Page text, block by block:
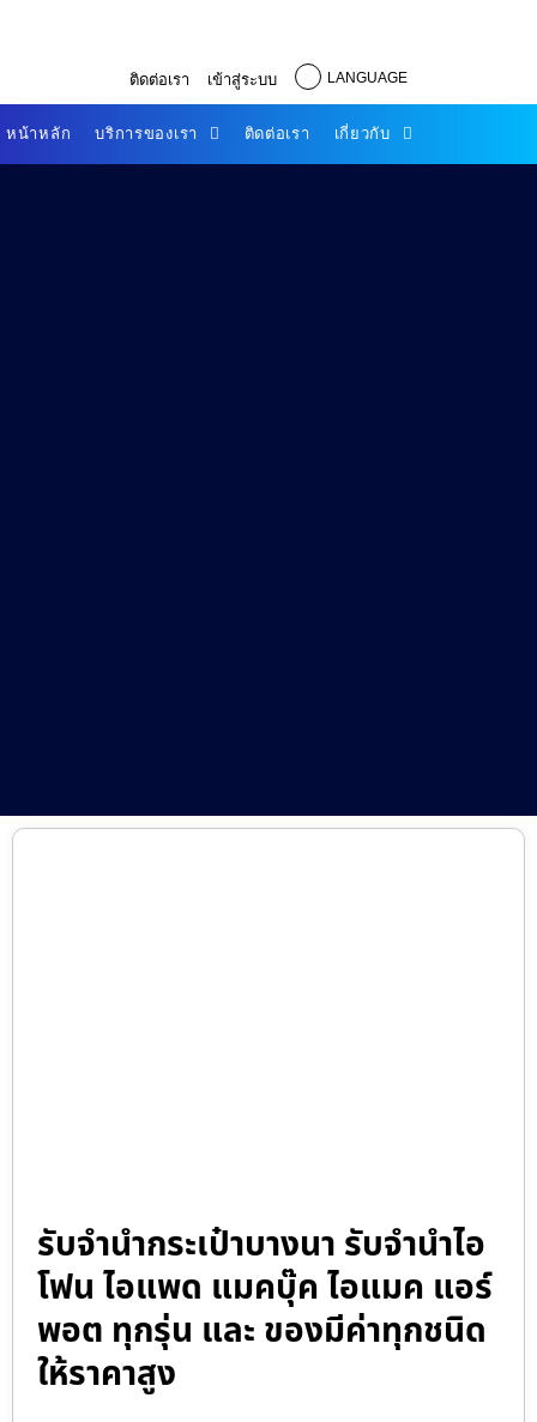
ติดต่อเรา เข้าสู่ระบบ LANGUAGE
หน้าหลัก บริการของเรา ติดต่อเรา เกี่ยวกับ
รับจำนำกระเป๋าบางนา รับจำนำไอ
โฟน ไอแพด แมคบุ๊ค ไอแมค แอร์
พอต ทุกรุ่น และ ของมีค่าทุกชนิด
ให้ราคาสูง